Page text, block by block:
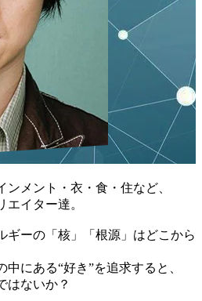
メント・衣・食・住など、
イター達。
ギーの「核」「根源」はどこから
にある“好き”を追求すると、
はないか？